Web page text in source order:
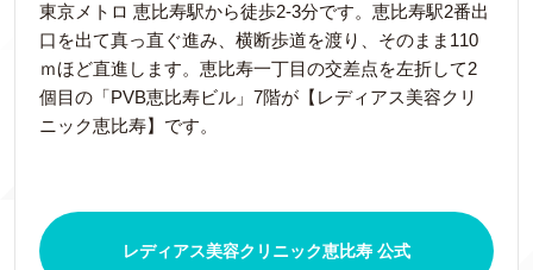
東京メトロ 恵比寿駅から徒歩2-3分です。恵比寿駅2番出
口を出て真っ直ぐ進み、横断歩道を渡り、そのまま110
ｍほど直進します。恵比寿一丁目の交差点を左折して2
個目の「PVB恵比寿ビル」7階が【レディアス美容クリ
ニック恵比寿】です。
レディアス美容クリニック恵比寿 公式